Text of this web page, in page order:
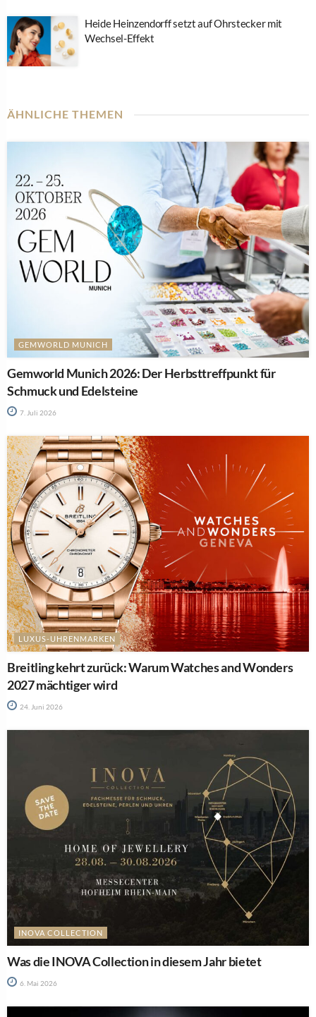
Heide Heinzendorff setzt auf Ohrstecker mit
Wechsel-Effekt
ÄHNLICHE THEMEN
GEMWORLD MUNICH
Gemworld Munich 2026: Der Herbsttreffpunkt für
Schmuck und Edelsteine
7. Juli 2026
LUXUS-UHRENMARKEN
Breitling kehrt zurück: Warum Watches and Wonders
2027 mächtiger wird
24. Juni 2026
INOVA COLLECTION
Was die INOVA Collection in diesem Jahr bietet
6. Mai 2026